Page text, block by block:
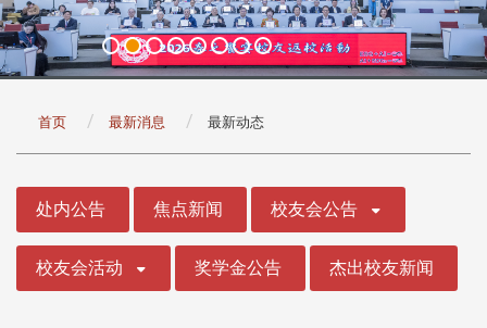
首页 最新消息 最新动态
处内公告 焦点新闻 校友会公告
校友会活动 奖学金公告 杰出校友新闻